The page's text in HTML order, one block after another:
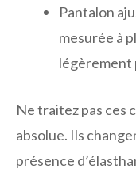
Pantalon
mesurée à
légèrement
Ne traitez pas ces
absolue. Ils
présence